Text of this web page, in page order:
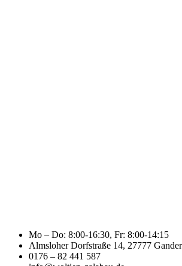
Mo – Do: 8:00-16:30, Fr: 8:00-14:15
Almsloher Dorfstraße 14, 27777
0176 – 82 441 587